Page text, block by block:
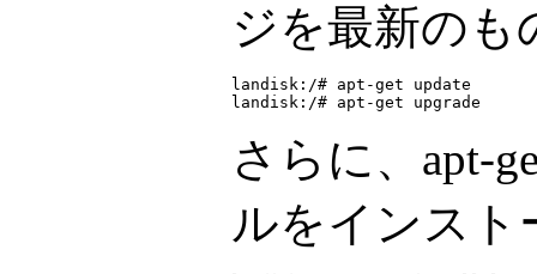
ジを最新のも
landisk:/# apt-get update
さらに、apt-
ルをインスト